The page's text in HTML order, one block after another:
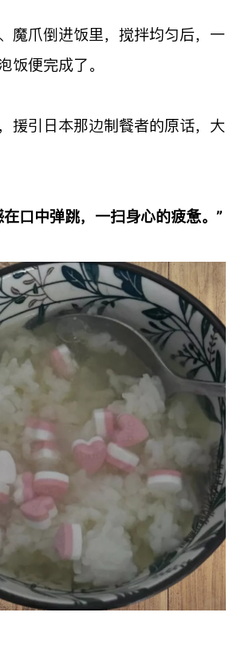
魔爪倒进饭里，搅拌均匀后，一
饭便完成了。
援引日本那边制餐者的原话，大
口中弹跳，一扫身心的疲惫。”